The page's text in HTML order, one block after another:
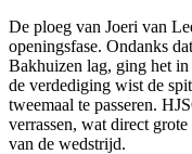
De ploeg van Joeri van
openingsfase. Ondanks
Bakhuizen lag, ging het
de verdediging wist de
tweemaal te passeren.
verrassen, wat direct
van de wedstrijd.